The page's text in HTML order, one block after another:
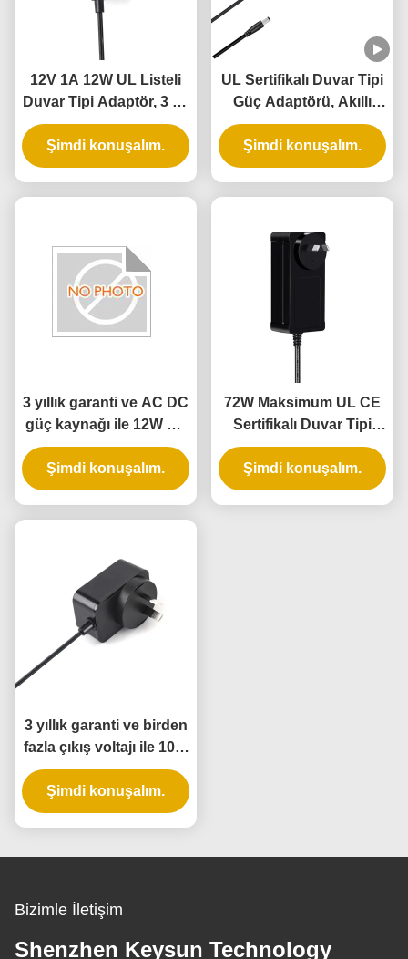
12V 1A 12W UL Listeli
Duvar Tipi Adaptör, 3 Yıl
Garanti ve Çoklu
Korumalar
Şimdi konuşalım.
UL Sertifikalı Duvar Tipi
Güç Adaptörü, Akıllı
Kapı Kilidi için 5V 12V
24V Çıkış ve 12W 24W
Güç
Şimdi konuşalım.
3 yıllık garanti ve AC DC
güç kaynağı ile 12W UL
listelenen duvar güç
adaptörü
Şimdi konuşalım.
72W Maksimum UL CE
Sertifikalı Duvar Tipi
Şarj Adaptörü, 3 Yıl
Garanti
Şimdi konuşalım.
3 yıllık garanti ve birden
fazla çıkış voltajı ile 10W
evrensel duvar güç
adaptörü
Şimdi konuşalım.
Bizimle İletişim
Shenzhen Keysun Technology